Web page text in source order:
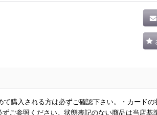
て購入される方は必ずご確認下さい。・カード
ずご参照ください。状態表記のない商品は当店